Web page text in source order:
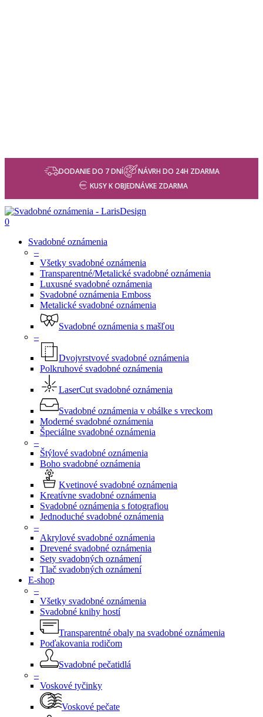
DODANIE DO 7 DNÍ
NÁVRH DO 24H ZDARMA
KUSY K OBJEDNÁVKE ZDARMA
0
Svadobné oznámenia
–
Všetky svadobné oznámenia
Transparentné/Metalické svadobné oznámenia
Luxusné svadobné oznámenia
Svadobné oznámenia Emboss
Metalické svadobné oznámenia
Svadobné oznámenia s mašľou
–
Dvojvrstvové svadobné oznámenia
Polkruhové svadobné oznámenia
LaserCut svadobné oznámenia
Svadobné oznámenia v obálke s vreckom
Moderné svadobné oznámenia
Špeciálne svadobné oznámenia
–
Štýlové svadobné oznámenia
Boho svadobné oznámenia
Kvetinové svadobné oznámenia
Kreatívne svadobné oznámenia
Svadobné oznámenia s fotografiou
Jednoduché svadobné oznámenia
–
Akrylové svadobné oznámenia
Drevené svadobné oznámenia
Sety svadobných oznámení
Tlač svadobných oznámení
E-shop
–
Všetky svadobné oznámenia
Svadobné knihy hostí
Transparentné obaly na svadobné oznámenia
Poďakovania rodičom
Svadobné pečatidlá
–
Voskové tyčinky
Voskové pečate